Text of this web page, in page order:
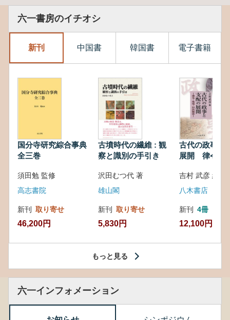
六一書房のイチオシ
新刊 中国書 韓国書 電子書籍
国分寺研究綜合事典
全三巻
須田勉 監修
高志書院
新刊 取り寄せ
46,200円
古墳時代の繊維 : 観
察と識別の手引き
沢田むつ代 著
雄山閣
新刊 取り寄せ
5,830円
古代の政事と
展開 律令・
吉村 武彦 編集
八木書店
新刊 4冊
12,100円
もっと見る
六一インフォメーション